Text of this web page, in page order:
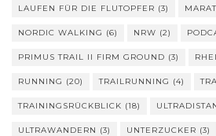
LAUFEN FÜR DIE FLUTOPFER (3)
NORDIC WALKING (6) NRW (2)
PRIMUS TRAIL II FIRM GROUND (3)
RUNNING (20) TRAILRUNNING (4)
TRAININGSRÜCKBLICK (18)
ULTRAWANDERN (3) UNTERZUCKER (3)